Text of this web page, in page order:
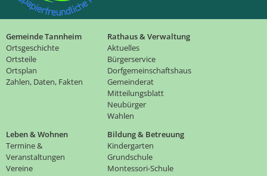
Gemeinde Tannheim
Ortsgeschichte
Ortsteile
Ortsplan
Zahlen, Daten, Fakten
Rathaus & Verwaltung
Aktuelles
Bürgerservice
Dorfgemeinschaftshaus
Gemeinderat
Mitteilungsblatt
Neubürger
Wahlen
Leben & Wohnen
Termine &
Veranstaltungen
Vereine
Bildung & Betreuung
Kindergarten
Grundschule
Montessori-Schule